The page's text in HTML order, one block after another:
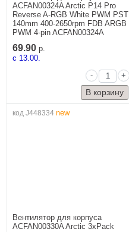
ACFAN00324A Arctic P14 Pro
Reverse A-RGB White PWM PST
140mm 400-2650rpm FDB ARGB
PWM 4-pin ACFAN00324A
69.90 р.
c 13.00.
-
+
код J448334 new
Вентилятор для корпуса
ACFAN00330A Arctic 3xPack